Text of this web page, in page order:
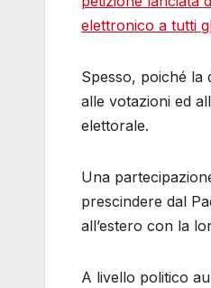
elettronico a tutti
Spesso, poiché la
alle votazioni ed
elettorale.
Una
prescindere dal
all’estero con la
A livello politico